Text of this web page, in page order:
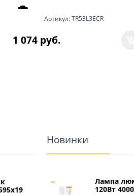
Артикул:TR53L3ECR
1 074 руб.
Новинки
Лампа
120Вт